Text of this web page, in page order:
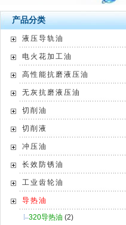
产品分类
液压导轨油
电火花加工油
高性能抗磨液压油
无灰抗磨液压油
切削油
切削液
冲压油
长效防锈油
工业齿轮油
导热油
320导热油 (2)